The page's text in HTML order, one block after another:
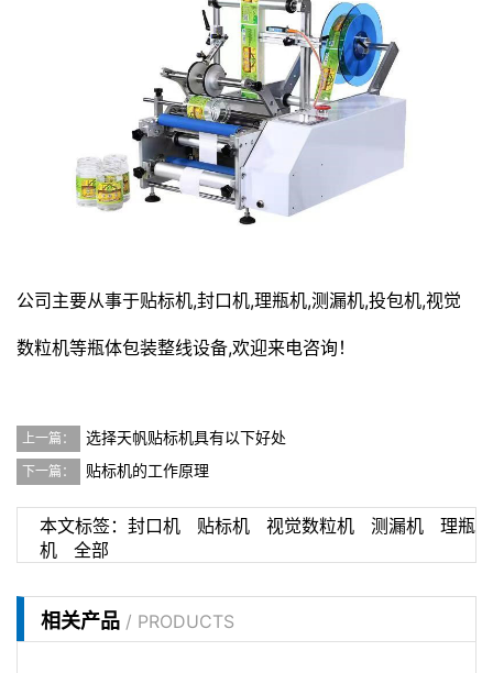
公司主要从事于贴标机,封口机,理瓶机,测漏机,投包机,视觉
数粒机等瓶体包装整线设备,欢迎来电咨询！
上一篇： 选择天帆贴标机具有以下好处
下一篇： 贴标机的工作原理
本文标签： 封口机 贴标机 视觉数粒机 测漏机
理瓶
机
全部
相关产品 / PRODUCTS